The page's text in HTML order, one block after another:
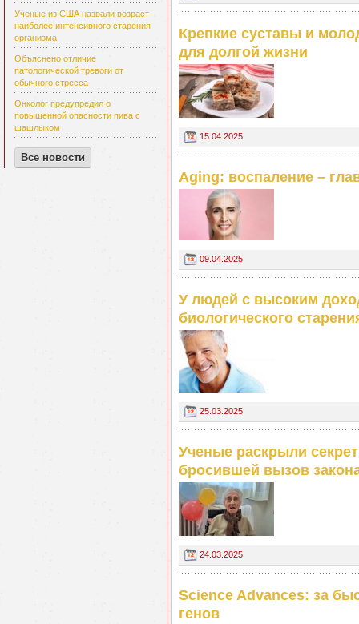
Ученые из США назвали возраст
наиболее интенсивного старения
организма
Объяснено отличие
патологической тревоги от
обычного стресса
Онколог предупредил о
повышенной опасности пива с
шашлыком
Все новости
Крепкие суставы и
для долгой жизни
15.04.2025
Aging: воспаление –
09.04.2025
У людей с высоким
биологического
25.03.2025
Ученые раскрыли
бросившей вызов
24.03.2025
Science Advances: за
генов